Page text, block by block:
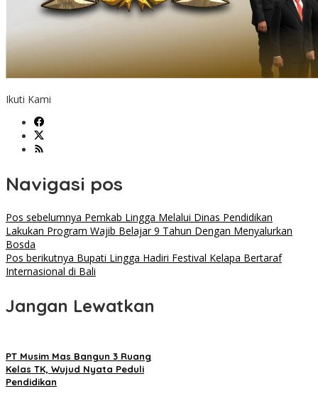
Ikuti Kami
Navigasi pos
Pos sebelumnya Pemkab Lingga Melalui Dinas Pendidikan
Lakukan Program Wajib Belajar 9 Tahun Dengan Menyalurkan
Bosda
Pos berikutnya Bupati Lingga Hadiri Festival Kelapa Bertaraf
Internasional di Bali
Jangan Lewatkan
PT Musim Mas Bangun 3 Ruang
Kelas TK, Wujud Nyata Peduli
Pendidikan